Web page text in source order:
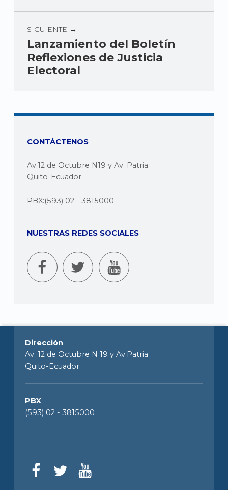
SIGUIENTE
Lanzamiento del Boletín
Reflexiones de Justicia
Electoral
CONTÁCTENOS
Av.12 de Octubre N19 y Av. Patria
Quito-Ecuador
PBX:(593) 02 - 3815000
NUESTRAS REDES SOCIALES
Dirección
Av. 12 de Octubre N 19 y Av.Patria
Quito-Ecuador
PBX
(593) 02 - 3815000